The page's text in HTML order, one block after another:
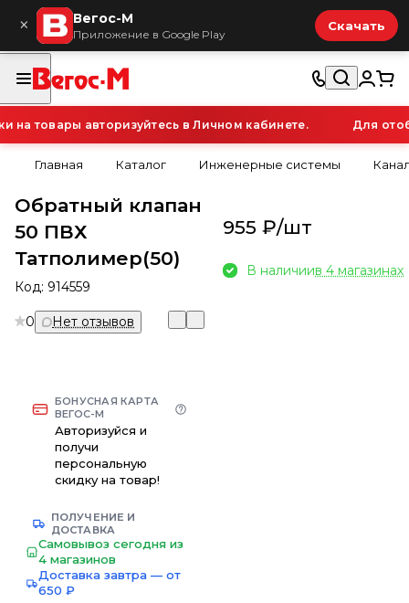
× Вегос-М
Приложение в Google Play
Скачать
товары авторизуйтесь в Личном кабинете. Для
Главная Каталог Инженерные системы
Обратный клапан
50 ПВХ
Татполимер(50)
Код: 914559
0 Нет отзывов
БОНУСНАЯ КАРТА
ВЕГОС-М
Авторизуйся и
получи
персональную
скидку на товар!
ПОЛУЧЕНИЕ И
ДОСТАВКА
Самовывоз сегодня из
4 магазинов
Доставка завтра — от
650 ₽
955 ₽/шт
В наличиив 4 магазинах